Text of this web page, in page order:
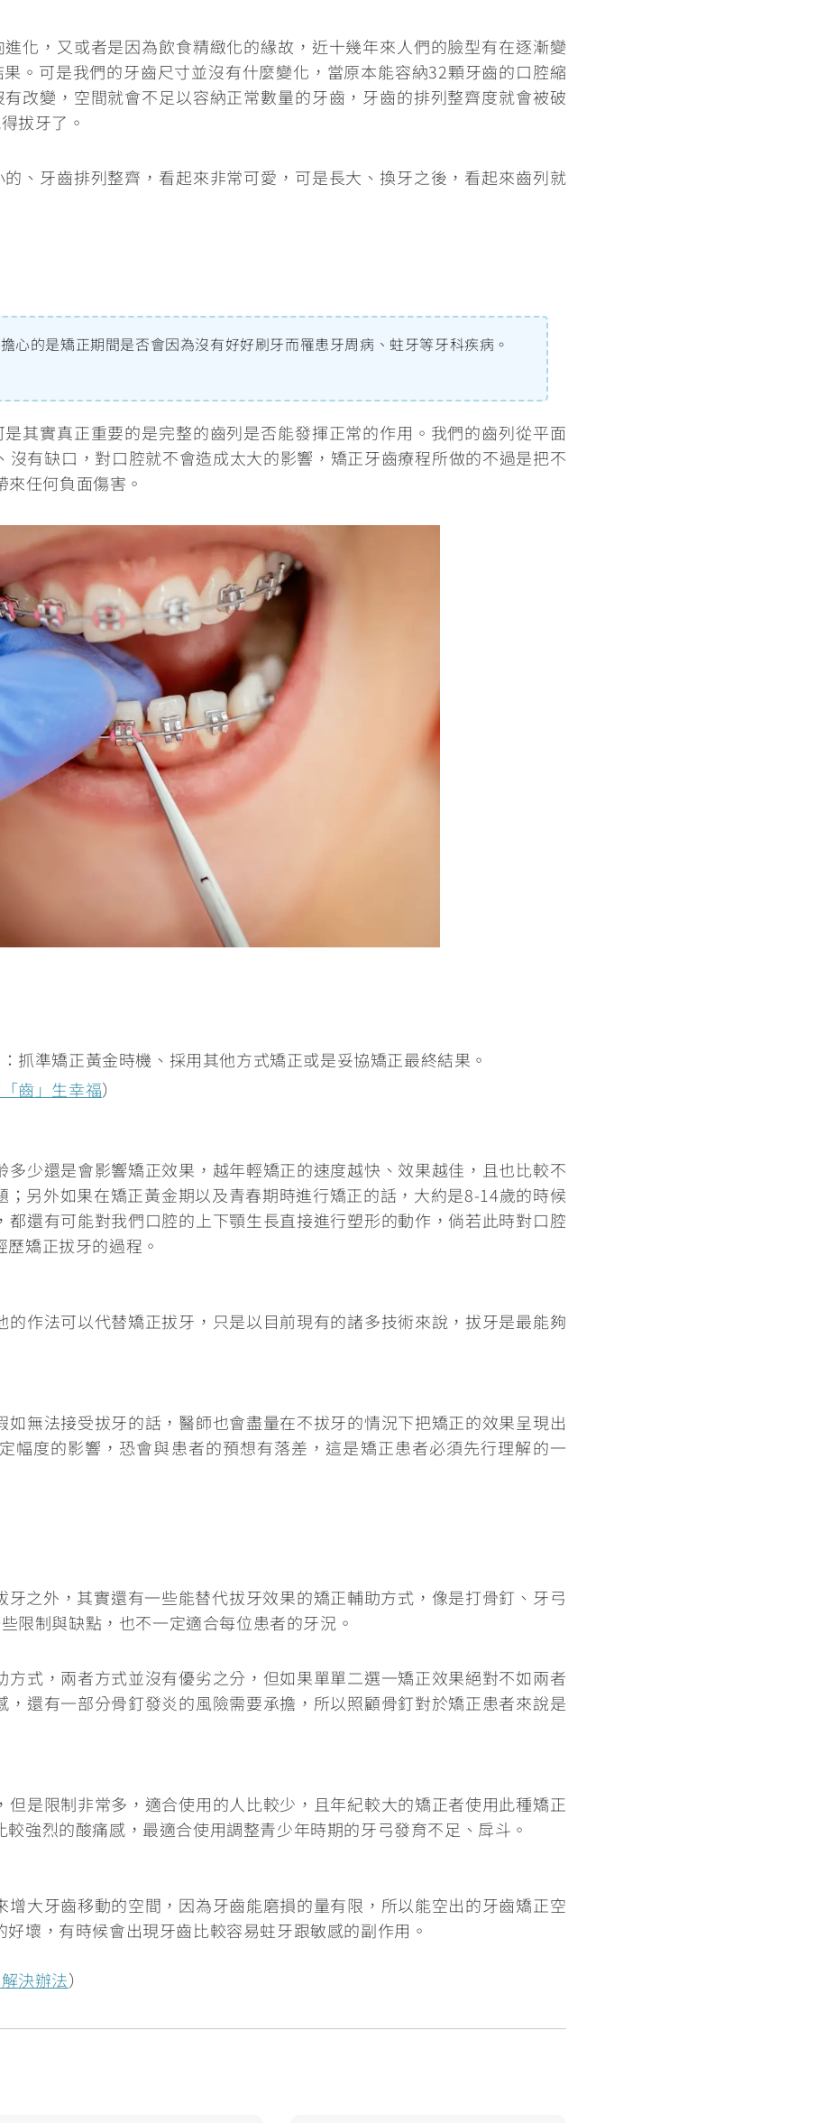
化，又或者是因為飲食精緻化的緣故，近十幾年來人們的臉型有在逐漸變
。可是我們的牙齒尺寸並沒有什麼變化，當原本能容納32顆牙齒的口腔縮
改變，空間就會不足以容納正常數量的牙齒，牙齒的排列整齊度就會被破
拔牙了 。
、牙齒排列整齊，看起來非常可愛，可是長大、換牙之後，看起來齒列就
心的是矯正期間是否會因為沒有好好刷牙而罹患牙周病、蛀牙等牙科疾病。
其實真正重要的是完整的齒列是否能發揮正常的作用。我們的齒列從平面
有缺口，對口腔就不會造成太大的影響，矯正牙齒療程所做的不過是把不
來任何負面傷害 。
抓準矯正黃金時機、採用其他方式矯正或是妥協矯正最終結果 。
齒」生幸福）
少還是會影響矯正效果，越年輕矯正的速度越快、效果越佳，且也比較不
；另外如果在矯正黃金期以及青春期時進行矯正的話，大約是8-14歲的時候
都還有可能對我們口腔的上下顎生長直接進行塑形的動作，倘若此時對口腔
矯正拔牙的過程。
作法可以代替矯正拔牙，只是以目前現有的諸多技術來說，拔牙是最能夠
無法接受拔牙的話，醫師也會盡量在不拔牙的情況下把矯正的效果呈現出
幅度的影響，恐會與患者的預想有落差，這是矯正患者必須先行理解的一
之外，其實還有一些能替代拔牙效果的矯正輔助方式， 像是打骨釘、牙弓
限制與缺點，也不一定適合每位患者的牙況。
式，兩者方式並沒有優劣之分，但如果單單二選一矯正效果絕對不如兩者
還有一部分骨釘發炎的風險需要承擔，所以照顧骨釘對於矯正患者來說是
是限制非常多，適合使用的人比較少，且年紀較大的矯正者使用此種矯正
強烈的酸痛感， 最適合使用調整青少年時期的牙弓發育不足、戽斗。
大牙齒移動的空間，因為牙齒能磨損的量有限，所以能空出的牙齒矯正空
壞，有時候會出現牙齒比較容易蛀牙跟敏感的副作用。
決辦法）